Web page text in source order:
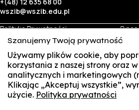
+(48) 12 635 68 00
wszib@wszib.edu.pl
Polityka Prywatności
RODO
Identyfikacja wizualna
O nas
Studia
Biznes
Wynajem sal
Targi pracy
Szanujemy Twoją prywatność
Używamy plików cookie, aby
korzystania z naszej strony oraz
analitycznych i marketingowych
Klikając „Akceptuj wszystkie”,
użycie. Polityka prywatności